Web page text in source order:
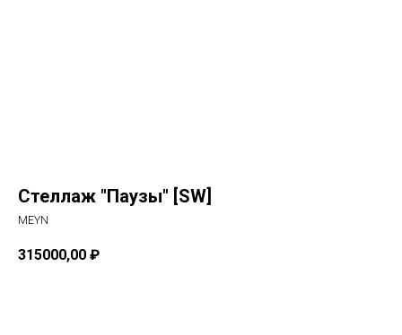
Стеллаж "Паузы" [SW]
MEYN
315000,00 ₽